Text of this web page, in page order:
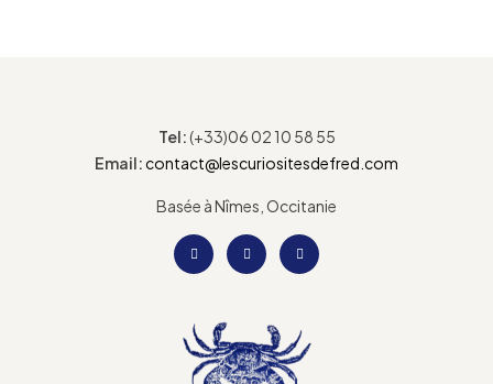
Tel:(+33)06 02 10 58 55
Email:contact@lescuriositesdefred.com
Basée à Nîmes, Occitanie